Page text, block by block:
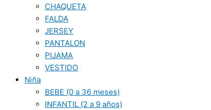
CHAQUETA
FALDA
JERSEY
PANTALON
PIJAMA
VESTIDO
Niña
BEBE (0 a 36 meses)
INFANTIL (2 a 9 años)